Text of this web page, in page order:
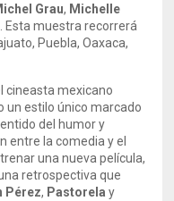
Grau, Michelle
. Esta muestra recorrerá
Puebla, Oaxaca,
cineasta mexicano
un estilo único marcado
del humor y
entre la comedia y el
una nueva película,
retrospectiva que
Pérez, Pastorela y